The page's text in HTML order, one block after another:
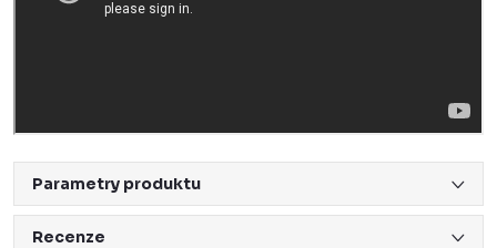
Parametry produktu
Recenze